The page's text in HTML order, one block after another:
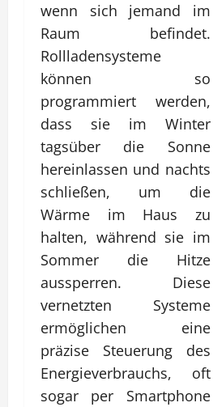
wenn sich jemand im
Raum befindet.
Rollladensysteme
können so
programmiert werden,
dass sie im Winter
tagsüber die Sonne
hereinlassen und nachts
schließen, um die
Wärme im Haus zu
halten, während sie im
Sommer die Hitze
aussperren. Diese
vernetzten Systeme
ermöglichen eine
präzise Steuerung des
Energieverbrauchs, oft
sogar per Smartphone